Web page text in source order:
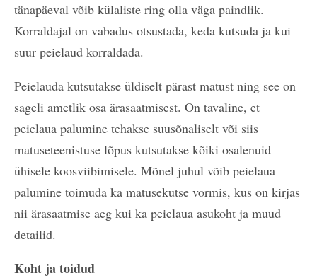
tänapäeval võib külaliste ring olla väga paindlik.
Korraldajal on vabadus otsustada, keda kutsuda ja kui
suur peielaud korraldada.
Peielauda kutsutakse üldiselt pärast matust ning see on
sageli ametlik osa ärasaatmisest. On tavaline, et
peielaua palumine tehakse suusõnaliselt või siis
matuseteenistuse lõpus kutsutakse kõiki osalenuid
ühisele koosviibimisele. Mõnel juhul võib peielaua
palumine toimuda ka matusekutse vormis, kus on kirjas
nii ärasaatmise aeg kui ka peielaua asukoht ja muud
detailid.
Koht ja toidud